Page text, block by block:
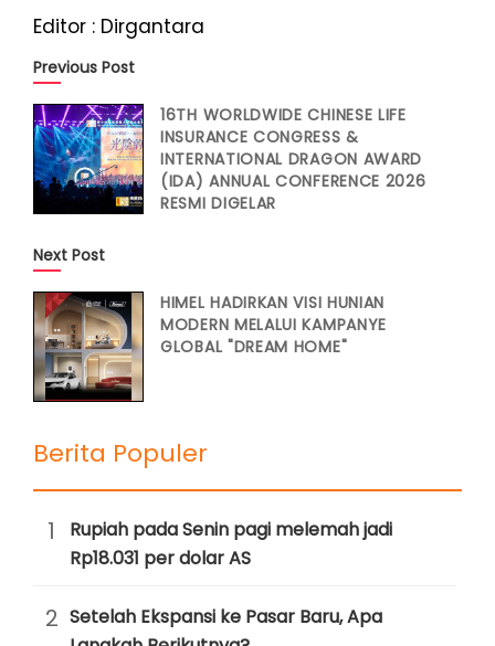
Editor : Dirgantara
Previous Post
16TH WORLDWIDE CHINESE LIFE
INSURANCE CONGRESS &
INTERNATIONAL DRAGON AWARD
(IDA) ANNUAL CONFERENCE 2026
RESMI DIGELAR
Next Post
HIMEL HADIRKAN VISI HUNIAN
MODERN MELALUI KAMPANYE
GLOBAL "DREAM HOME"
Berita Populer
1
Rupiah pada Senin pagi melemah jadi
Rp18.031 per dolar AS
2 Setelah Ekspansi ke Pasar Baru, Apa